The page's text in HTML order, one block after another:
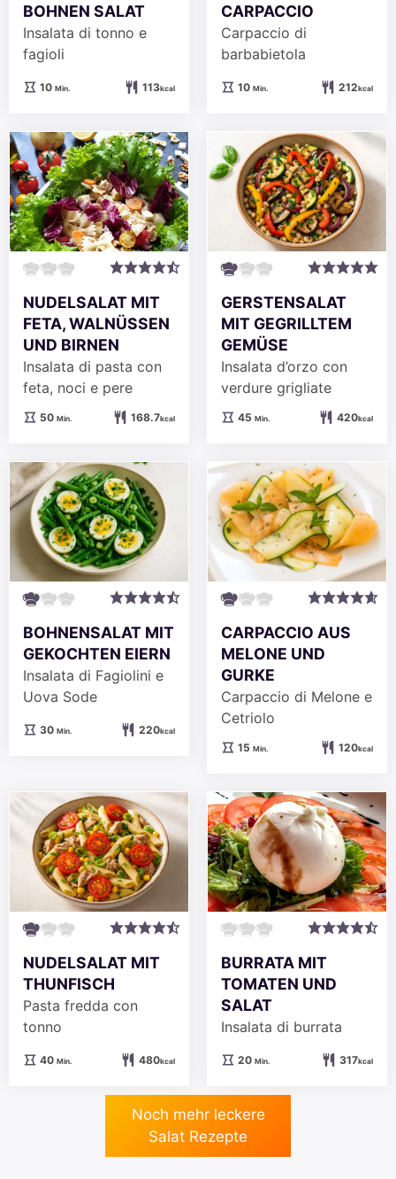
BOHNEN SALAT
Insalata di tonno e
fagioli
10Minuten
Min. 113kcal
CARPACCIO
Carpaccio di
barbabietola
10Minuten
Min. 212kcal
NUDELSALAT MIT
FETA, WALNÜSSEN
UND BIRNEN
Insalata di pasta con
feta, noci e pere
50Minuten
Min. 168.7kcal
GERSTENSALAT
MIT GEGRILLTEM
GEMÜSE
Insalata d’orzo con
verdure grigliate
45Minuten
Min. 420kcal
BOHNENSALAT MIT
GEKOCHTEN EIERN
Insalata di Fagiolini e
Uova Sode
30Minuten
Min. 220kcal
CARPACCIO AUS
MELONE UND
GURKE
Carpaccio di Melone e
Cetriolo
15Minuten
Min. 120kcal
NUDELSALAT MIT
THUNFISCH
Pasta fredda con
tonno
40Minuten
Min. 480kcal
BURRATA MIT
TOMATEN UND
SALAT
Insalata di burrata
20Minuten
Min. 317kcal
Noch mehr leckere
Salat Rezepte